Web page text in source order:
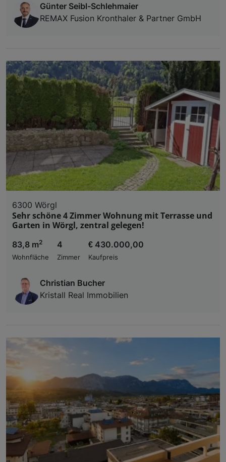
Günter Seibl-Schlehmaier
REMAX Fusion Kronthaler & Partner GmbH
6300 Wörgl
Sehr schöne 4 Zimmer Wohnung mit Terrasse und
Garten in Wörgl, zentral gelegen!
83,8 m2
Wohnfläche
4
Zimmer
€ 430.000,00
Kaufpreis
Christian Bucher
Kristall Real Immobilien